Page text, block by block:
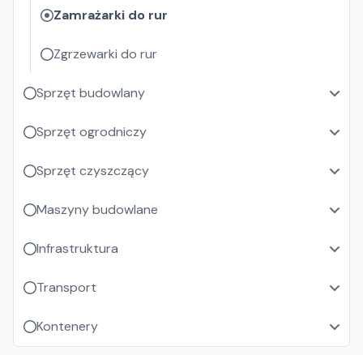
Zamrażarki do rur
Zgrzewarki do rur
Sprzęt budowlany
Sprzęt ogrodniczy
Sprzęt czyszczący
Maszyny budowlane
Infrastruktura
Transport
Kontenery